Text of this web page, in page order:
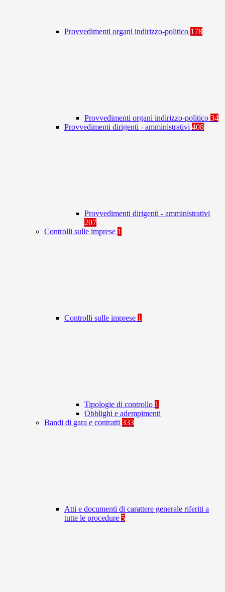
Provvedimenti organi indirizzo-politico 178
Provvedimenti organi indirizzo-politico 34
Provvedimenti dirigenti - amministrativi 408
Provvedimenti dirigenti - amministrativi
207
Controlli sulle imprese 1
Controlli sulle imprese 1
Tipologie di controllo 1
Obblighi e adempimenti
Bandi di gara e contratti 333
Atti e documenti di carattere generale riferiti a
tutte le procedure 5